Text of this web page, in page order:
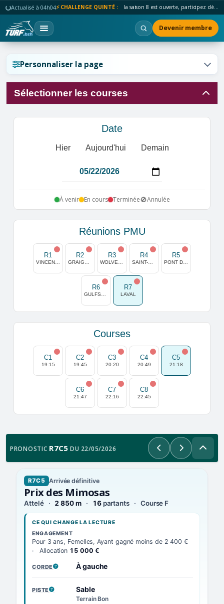
Actualisé à 04h04⚡ CHALLENGE QUINTÉ : la saison 8 est ouverte, participez dès maintenant !
Devenir membre
Personnaliser la page
Sélectionner les courses
Date
Hier Aujourd'hui Demain
À venir En cours Terminée🚫Annulée
Réunions PMU
R1 R2 R3 R4 R5
R6 R7
LAVAL
Courses
C1
19:15
C2
19:45
C3
20:20
C4
20:49
C5
21:18
C6
21:47
C7
22:16
C8
22:45
PRONOSTIC R7C5 DU 22/05/2026 PrécédentSuivant
R7C5 Arrivée définitive
Prix des Mimosas
Attelé 2 850 m 16partants Course F
CE QUI CHANGE LA LECTURE
ENGAGEMENT
Pour 3 ans, Femelles, Ayant gagné moins de 2 400 €
Allocation 15 000 €
CORDE
, VOIR LA DÉFINITION
À gauche
PISTE
, VOIR LA DÉFINITION
Sable
Terrain Bon
Réinitialiser l'affichage ?
Réinitialiser